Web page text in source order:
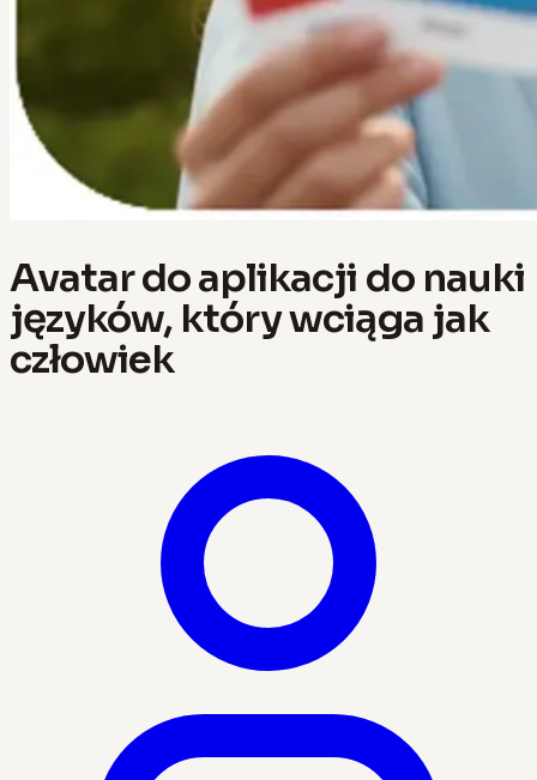
Avatar do aplikacji do nauki
języków, który wciąga jak
człowiek